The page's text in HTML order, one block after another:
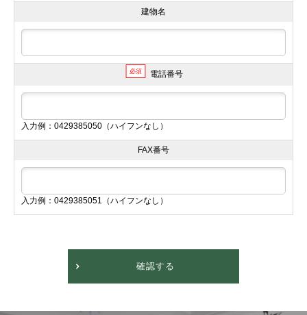
建物名
必須 電話番号
入力例：0429385050（ハイフンなし）
FAX番号
入力例：0429385051（ハイフンなし）
確認する